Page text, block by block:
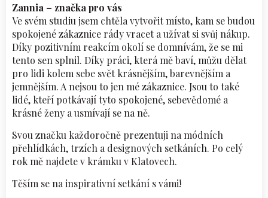
Zannia – značka pro vás
Ve svém studiu jsem chtěla vytvořit místo, kam se budou
spokojené zákaznice rády vracet a užívat si svůj nákup.
Díky pozitivním reakcím okolí se domnívám, že se mi
tento sen splnil. Díky práci, která mě baví, můžu dělat
pro lidi kolem sebe svět krásnějším, barevnějším a
jemnějším. A nejsou to jen mé zákaznice. Jsou to také
lidé, kteří potkávají tyto spokojené, sebevědomé a
krásné ženy a usmívají se na ně.
Svou značku každoročně prezentuji na módních
přehlídkách, trzích a designových setkáních. Po celý
rok mě najdete v krámku v Klatovech.
Těším se na inspirativní setkání s vámi!